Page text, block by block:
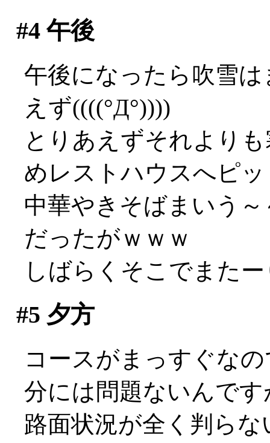
#4午後
午後になったら吹雪
えず((((°Д°))))
とりあえずそれより
めレストハウスへピ
中華やきそばまいう
だったがｗｗｗ
しばらくそこでまた
#5 夕方
コースがまっすぐな
分には問題ないんです
路面状況が全く判ら